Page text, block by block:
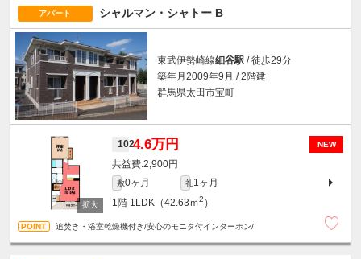
アパート シャルマン・シャトー B
東武伊勢崎線細谷駅 / 徒歩29分
築年月2009年9月 / 2階建
群馬県太田市宝町
NEW
1024.6万円
2,900円
敷0ヶ月 礼1ヶ月
1階 1LDK（42.63ｍ2 ）
追焚き・浴室乾燥機付き/安心のモニタ付インターホン/